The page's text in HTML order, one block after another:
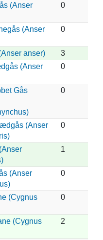
(Anser
0
(Anser
0
anser)
3
(Anser
0
Gås
0
(Anser
0
1
(Anser
0
(Cygnus
0
(Cygnus
2